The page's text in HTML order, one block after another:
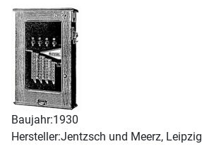
Baujahr:1930
Hersteller:Jentzsch und Meerz, Leipzig